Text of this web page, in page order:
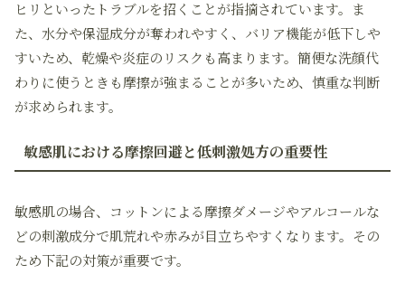
ヒリといったトラブルを招くことが指摘されています。ま
た、水分や保湿成分が奪われやすく、バリア機能が低下しや
すいため、乾燥や炎症のリスクも高まります。簡便な洗顔代
わりに使うときも摩擦が強まることが多いため、慎重な判断
が求められます。
敏感肌における摩擦回避と低刺激処方の重要性
敏感肌の場合、コットンによる摩擦ダメージやアルコールな
どの刺激成分で肌荒れや赤みが目立ちやすくなります。その
ため下記の対策が重要です。